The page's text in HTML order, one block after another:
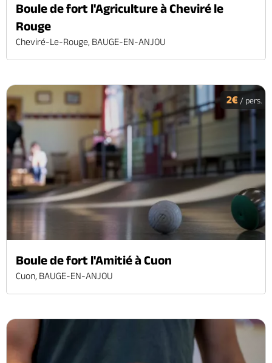
Boule de fort l'Agriculture à Cheviré le
Rouge
Cheviré-Le-Rouge, BAUGE-EN-ANJOU
2€ / pers.
Boule de fort l'Amitié à Cuon
Cuon, BAUGE-EN-ANJOU